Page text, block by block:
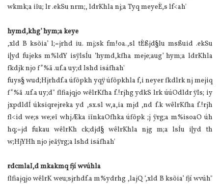
wkmk;a iïu; lr .ekSu nrm;, ldrKhla nj;a Tyq meyeÈ,s lf<ah'
hymd,khg’ hym;a keye
,xld B ksõia’ l;=jrhd iu. mj;sk fm!oa.,sl tÈßjd§lu msßuid .ekSu
i|yd fujeks m%ldY isÿlsÍu ‘hymd,kfha meje;aug’ hym;a ldrKhla
fkdjk njo f*%ä .uf.a uy;d lshd isáfhah'
fuys§ wud;Hjrhdf.a úfõpkh yqÿ úfõpkhla f,i neyer fkdlrk nj mejiq
f*%ä .uf.a uy;d" flfiajqjo wêlrKfha f.!rjhg ydkS lrk úúOdldr ÿIs; iy
jxpdldÍ úksiqrejreka yd ,sx.sl w,a,ia mjd ,nd f.k wêlrKfha f.!rjh
fl<id we;s we;eï whjÆka iïnkaOfhka úfõpk ;j ÿrg;a m%isoaO úh
hq;=jd fukau wêlrKh ck;djd§ wêlrKhla njg m;a lsÍu i|yd th
w;HjYHh njo jeäÿrg;a lshd isáfhah'
rdcmlaI,d mkakmq fjí wvúhla
flfiajqjo wêlrK weu;sjrhdf.a m%ydrhg ,lajQ ‘,xld B ksõia’ fjí wvúh"